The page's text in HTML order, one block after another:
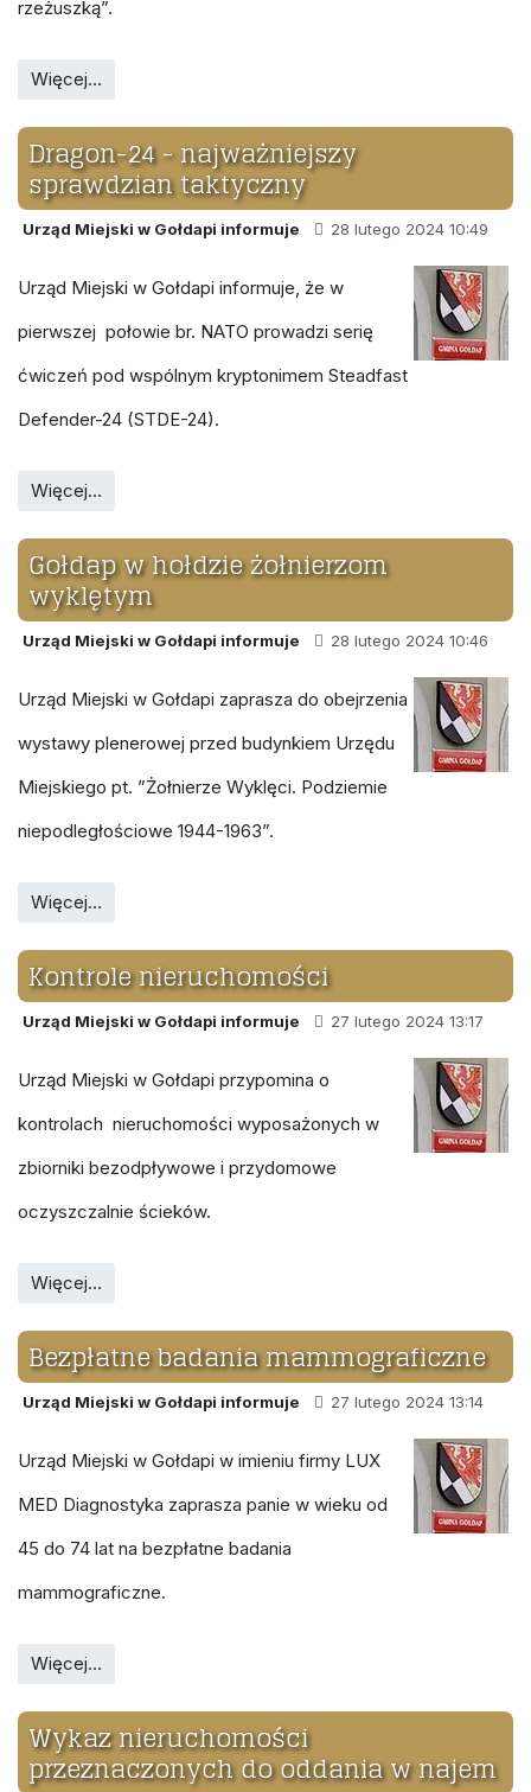
rzeżuszką”.
Więcej…
Dragon-24 - najważniejszy
sprawdzian taktyczny
Urząd Miejski w Gołdapi informuje 28 lutego 2024 10:49
Urząd Miejski w Gołdapi informuje, że w
pierwszej połowie br. NATO prowadzi serię
ćwiczeń pod wspólnym kryptonimem Steadfast
Defender-24 (STDE-24).
Więcej…
Gołdap w hołdzie żołnierzom
wyklętym
Urząd Miejski w Gołdapi informuje 28 lutego 2024 10:46
Urząd Miejski w Gołdapi zaprasza do obejrzenia
wystawy plenerowej przed budynkiem Urzędu
Miejskiego pt. ”Żołnierze Wyklęci. Podziemie
niepodległościowe 1944-1963”.
Więcej…
Kontrole nieruchomości
Urząd Miejski w Gołdapi informuje 27 lutego 2024 13:17
Urząd Miejski w Gołdapi przypomina o
kontrolach nieruchomości wyposażonych w
zbiorniki bezodpływowe i przydomowe
oczyszczalnie ścieków.
Więcej…
Bezpłatne badania mammograficzne
Urząd Miejski w Gołdapi informuje 27 lutego 2024 13:14
Urząd Miejski w Gołdapi w imieniu firmy LUX
MED Diagnostyka zaprasza panie w wieku od
45 do 74 lat na bezpłatne badania
mammograficzne.
Więcej…
Wykaz nieruchomości
przeznaczonych do oddania w najem